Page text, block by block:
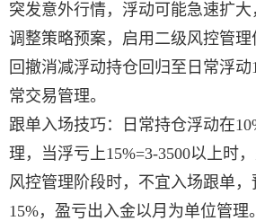
突发意外行情，浮动可能急速扩大
调整策略预案，启用二级风控管
回撤消减浮动持仓回归至日常浮动
常交易管理。
跟单入场技巧：日常持仓浮动在
理，当浮亏上15%=3-3500以上时
风控管理阶段时，不宜入场跟单，
15%，盈亏出入金以月为单位管理。